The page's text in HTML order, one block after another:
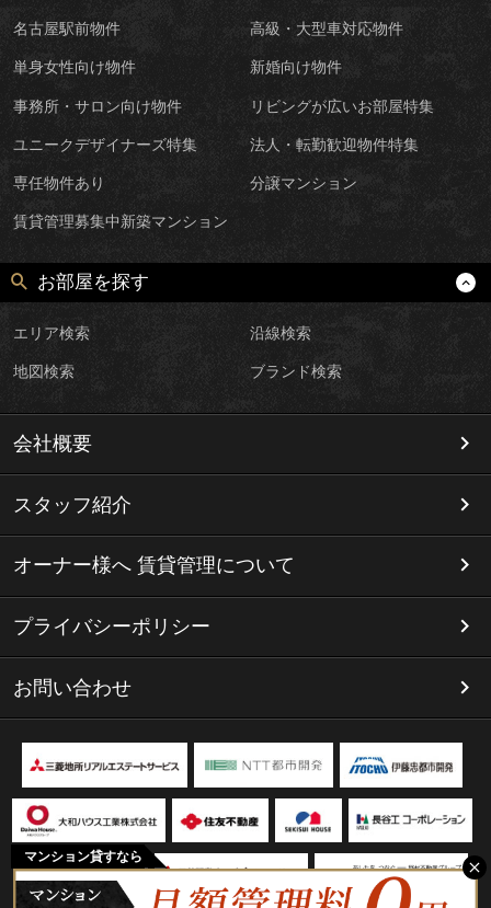
マンション貸すなら
名古屋駅前物件 高級・大型車対応物件
単身女性向け物件 新婚向け物件
事務所・サロン向け物件 リビングが広いお部屋特集
ユニークデザイナーズ特集 法人・転勤歓迎物件特集
専任物件あり 分譲マンション
賃貸管理募集中新築マンション
お部屋を探す
エリア検索 沿線検索
地図検索 ブランド検索
会社概要
スタッフ紹介
オーナー様へ 賃貸管理について
プライバシーポリシー
お問い合わせ